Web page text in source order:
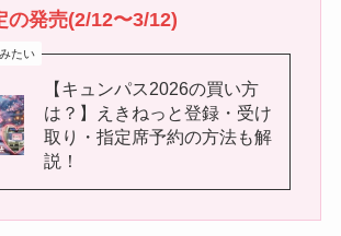
の発売(2/12〜3/12)
たい
【キュンパス2026の買い方
は？】えきねっと登録・受け
取り・指定席予約の方法も解
説！